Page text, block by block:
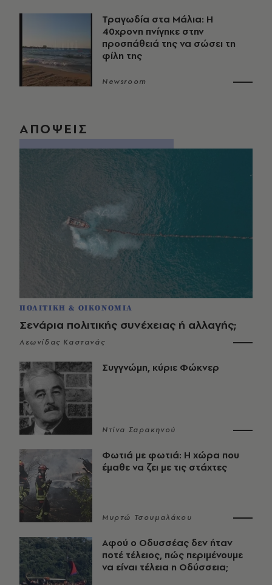
Τραγωδία στα Μάλια: Η
40χρονη πνίγηκε στην
προσπάθειά της να σώσει τη
φίλη της
Newsroom
ΑΠΟΨΕΙΣ
ΠΟΛΙΤΙΚΗ & ΟΙΚΟΝΟΜΙΑ
Σενάρια πολιτικής συνέχειας ή αλλαγής;
Λεωνίδας Καστανάς
Συγγνώμη, κύριε Φώκνερ
Ντίνα Σαρακηνού
Φωτιά με φωτιά: Η χώρα που
έμαθε να ζει με τις στάχτες
Μυρτώ Τσουμαλάκου
Αφού ο Οδυσσέας δεν ήταν
ποτέ τέλειος, πώς περιμένουμε
να είναι τέλεια η Οδύσσεια;